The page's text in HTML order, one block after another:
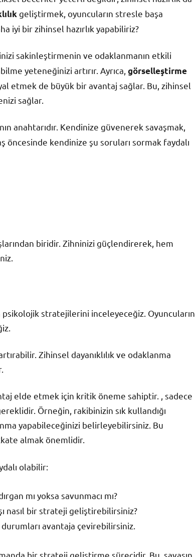
geliştirmek, oyuncuların stresle başa
iyi bir zihinsel hazırlık yapabiliriz?
sakinleştirmenin ve odaklanmanın etkili
yeteneğinizi artırır. Ayrıca, görselleştirme
etmek de büyük bir avantaj sağlar. Bu, zihinsel
sağlar.
anahtarıdır. Kendinize güvenerek savaşmak,
öncesinde kendinize şu soruları sormak faydalı
biridir. Zihninizi güçlendirerek, hem
psikolojik stratejilerini inceleyeceğiz. Oyuncuların
Zihinsel dayanıklılık ve odaklanma
elde etmek için kritik öneme sahiptir. , sadece
Örneğin, rakibinizin sık kullandığı
yapabileceğinizi belirleyebilirsiniz. Bu
almak önemlidir.
olabilir:
mı yoksa savunmacı mı?
nasıl bir strateji geliştirebilirsiniz?
durumları avantaja çevirebilirsiniz.
bir strateji geliştirme sürecidir. Bu, savaşın